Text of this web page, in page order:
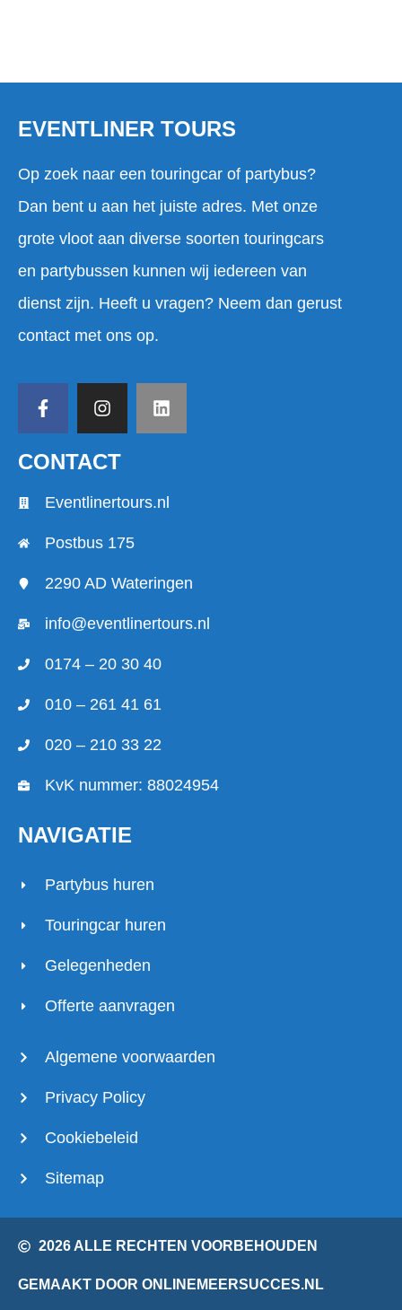
EVENTLINER TOURS
Op zoek naar een touringcar of partybus?
Dan bent u aan het juiste adres. Met onze
grote vloot aan diverse soorten touringcars
en partybussen kunnen wij iedereen van
dienst zijn. Heeft u vragen? Neem dan gerust
contact met ons op.
CONTACT
Eventlinertours.nl
Postbus 175
2290 AD Wateringen
info@eventlinertours.nl
0174 – 20 30 40
010 – 261 41 61
020 – 210 33 22
KvK nummer: 88024954
NAVIGATIE
Partybus huren
Touringcar huren
Gelegenheden
Offerte aanvragen
Algemene voorwaarden
Privacy Policy
Cookiebeleid
Sitemap
2026 ALLE RECHTEN VOORBEHOUDEN
GEMAAKT DOOR ONLINEMEERSUCCES.NL